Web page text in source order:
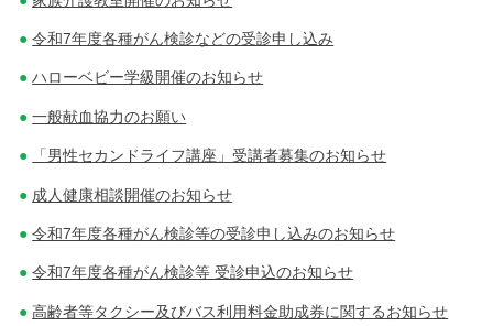
令和7年度各種がん検診などの受診申し込み
ハローベビー学級開催のお知らせ
一般献血協力のお願い
「男性セカンドライフ講座」受講者募集のお知らせ
成人健康相談開催のお知らせ
令和7年度各種がん検診等の受診申し込みのお知らせ
令和7年度各種がん検診等 受診申込のお知らせ
高齢者等タクシー及びバス利用料金助成券に関するお知らせ